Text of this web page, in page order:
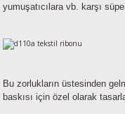
yumuşatıcılara vb. karşı
Bu zorlukların üstesinden
baskısı için özel olarak